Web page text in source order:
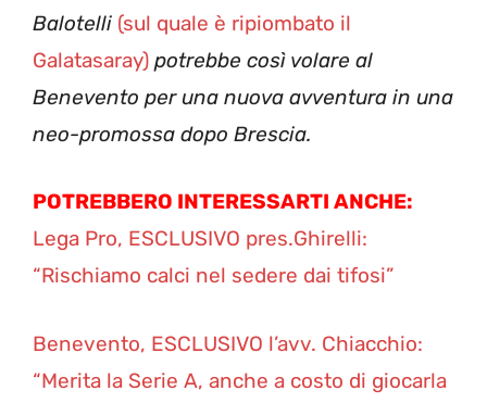
Balotelli (sul quale è ripiombato il
Galatasaray) potrebbe così volare al
Benevento per una nuova avventura in una
neo-promossa dopo Brescia.
POTREBBERO INTERESSARTI ANCHE:
Lega Pro, ESCLUSIVO pres.Ghirelli:
“Rischiamo calci nel sedere dai tifosi”
Benevento, ESCLUSIVO l’avv. Chiacchio:
“Merita la Serie A, anche a costo di giocarla